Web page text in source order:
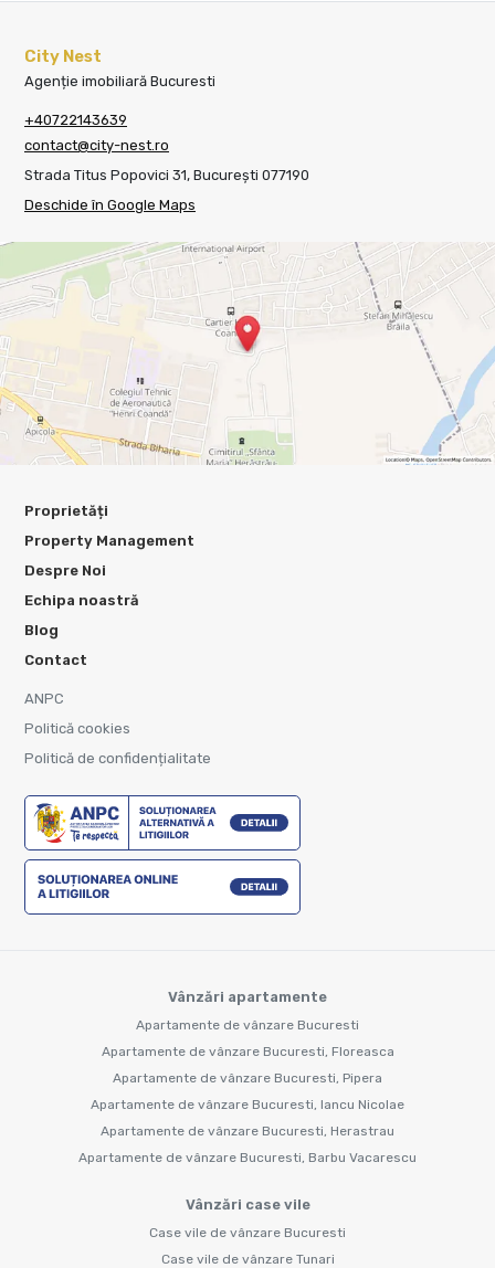
City Nest
Agenție imobiliară Bucuresti
+40722143639
contact@city-nest.ro
Strada Titus Popovici 31, București 077190
Deschide în Google Maps
Proprietăți
Property Management
Despre Noi
Echipa noastră
Blog
Contact
ANPC
Politică cookies
Politică de confidențialitate
Vânzări apartamente
Apartamente de vânzare Bucuresti
Apartamente de vânzare Bucuresti, Floreasca
Apartamente de vânzare Bucuresti, Pipera
Apartamente de vânzare Bucuresti, Iancu Nicolae
Apartamente de vânzare Bucuresti, Herastrau
Apartamente de vânzare Bucuresti, Barbu Vacarescu
Vânzări case vile
Case vile de vânzare Bucuresti
Case vile de vânzare Tunari